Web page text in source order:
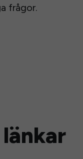
frågor.